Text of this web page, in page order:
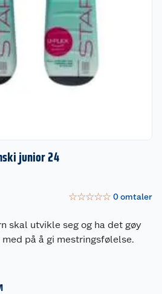
junior 24
☆☆☆☆☆ 0omtaler
skal utvikle seg og ha det gøy
på å gi mestringsfølelse.